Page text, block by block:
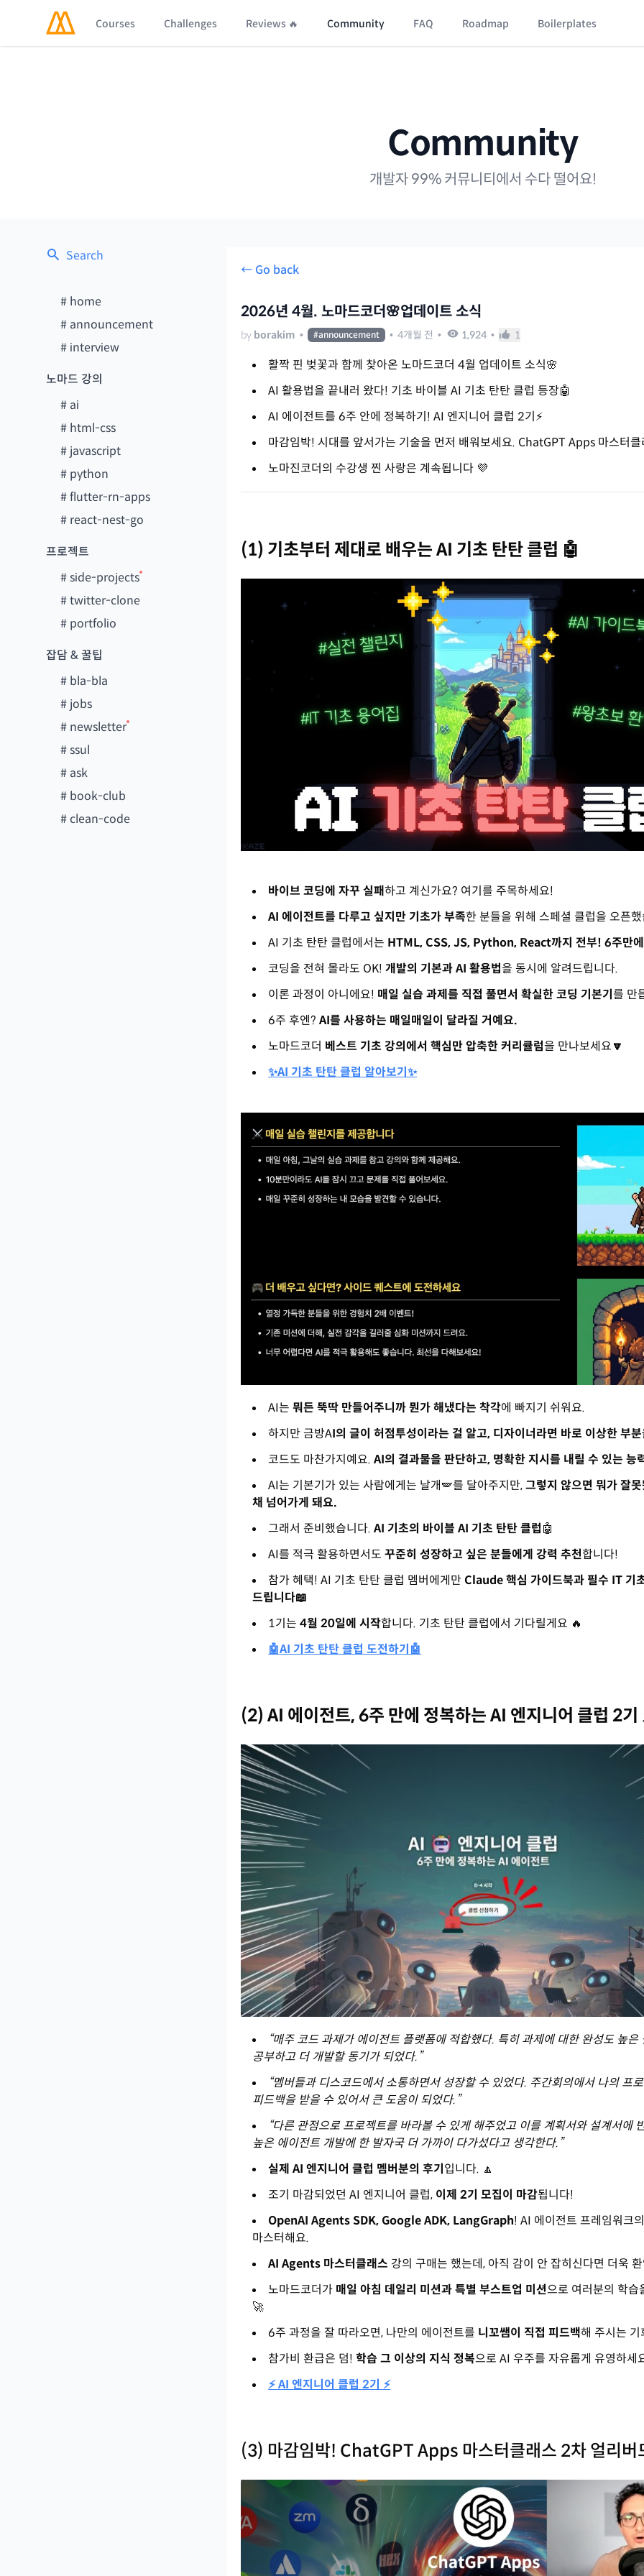
Courses Challenges Reviews 🔥 Community FAQ Roadmap Boilerplates
Community
개발자 99% 커뮤니티에서 수다 떨어요!
Search
# home
# announcement
# interview
노마드 강의
# ai
# html-css
# javascript
# python
#flutter-rn-apps
# react-nest-go
프로젝트
#side-projects
#twitter-clone
# portfolio
잡담 & 꿀팁
# bla-bla
# jobs
# newsletter
#ssul
# ask
# book-club
#clean-code
← Go back
2026년 4월. 노마드코더🌸업데이트 소식
by borakim • #announcement • 4개월 전 • 1,924 • 1
활짝 핀 벚꽃과 함께 찾아온 노마드코더 4월 업데이트 소식🌸
AI 활용법을 끝내러 왔다! 기초 바이블 AI 기초 탄탄 클럽 등장🤖
AI 에이전트를 6주 안에 정복하기! AI 엔지니어 클럽 2기⚡
마감임박! 시대를 앞서가는 기술을 먼저 배워보세요. ChatGPT Apps 마스터
노마진코더의 수강생 찐 사랑은 계속됩니다 💜
(1) 기초부터 제대로 배우는 AI 기초 탄탄 클럽 🤖
바이브 코딩에 자꾸 실패하고 계신가요? 여기를 주목하세요!
AI 에이전트를 다루고 싶지만 기초가 부족한 분들을 위해 스페셜 클럽을 오픈
AI 기초 탄탄 클럽에서는 HTML, CSS, JS, Python, React까지 전부! 6주만에
코딩을 전혀 몰라도 OK!개발의 기본과 AI 활용법을 동시에 알려드립니다.
이론 과정이 아니에요! 매일 실습 과제를 직접 풀면서 확실한 코딩 기본기 를 만
6주 후엔?AI를 사용하는 매일매일이 달라질 거예요.
노마드코더 베스트 기초 강의에서 핵심만 압축한 커리큘럼을 만나보세요🔽
✨AI 기초 탄탄 클럽 알아보기✨
AI는뭐든 뚝딱 만들어주니까 뭔가 해냈다는 착각에 빠지기 쉬워요.
하지만 금방AI의 글이 허점투성이라는 걸 알고, 디자이너라면 바로 이상한 부
코드도 마찬가지예요.AI의 결과물을 판단하고, 명확한 지시를 내릴 수 있는 능
AI는 기본기가 있는 사람에게는 날개🪽를 달아주지만,그렇지 않으면 뭐가 잘
채 넘어가게 돼요.
그래서 준비했습니다.AI 기초의 바이블 AI 기초 탄탄 클럽🤖
AI를 적극 활용하면서도꾸준히 성장하고 싶은 분들에게 강력 추천합니다!
참가 혜택! AI 기초 탄탄 클럽 멤버에게만 Claude 핵심 가이드북과 필수 IT 기
드립니다📖
1기는 4월 20일에 시작합니다. 기초 탄탄 클럽에서 기다릴게요 🔥
🤖AI 기초 탄탄 클럽 도전하기🤖
(2) AI 에이전트, 6주 만에 정복하는 AI 엔지니어 클럽 2기
“매주 코드 과제가 에이전트 플랫폼에 적합했다. 특히 과제에 대한 완성도 높은
공부하고 더 개발할 동기가 되었다.”
“멤버들과 디스코드에서 소통하면서 성장할 수 있었다. 주간회의에서 나의 프
피드백을 받을 수 있어서 큰 도움이 되었다.”
“다른 관점으로 프로젝트를 바라볼 수 있게 해주었고 이를 계획서와 설계서에
높은 에이전트 개발에 한 발자국 더 가까이 다가섰다고 생각한다.”
실제 AI 엔지니어 클럽 멤버분의 후기 입니다. 🔼
조기 마감되었던 AI 엔지니어 클럽, 이제 2기 모집이 마감됩니다!
OpenAI Agents SDK, Google ADK, LangGraph! AI 에이전트 프레임워크
마스터해요.
AI Agents 마스터클래스 강의 구매는 했는데, 아직 감이 안 잡히신다면 더욱
노마드코더가 매일 아침 데일리 미션과 특별 부스트업 미션으로 여러분의 학습
🚀
6주 과정을 잘 따라오면, 나만의 에이전트를 니꼬쌤이 직접 피드백해 주시는
참가비 환급은 덤!학습 그 이상의 지식 정복으로 AI 우주를 자유롭게 유영하세
⚡ AI 엔지니어 클럽 2기 ⚡
(3) 마감임박! ChatGPT Apps 마스터클래스 2차 얼리버